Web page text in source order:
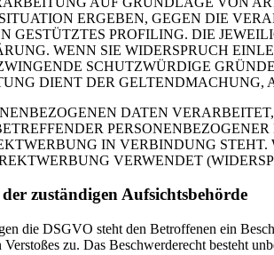
ERGEBEN, GEGEN DIE
GESTÜTZTES PROFILING. DIE
WENN SIE WIDERSPRUCH
SCHUTZWÜRDIGE
DIENT DER GELTENDMACHUNG,
DATEN
IN VERBINDUNG
VERWENDET
zuständigen Aufsichts­behörde
die DSGVO steht den Betroffenen ein
Verstoßes zu. Das Beschwerderecht besteht